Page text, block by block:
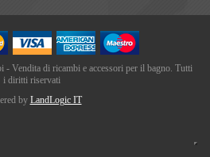
Vendita di ricambi e accessori per il bagno. Tutti
i diritti riservati
by LandLogic IT